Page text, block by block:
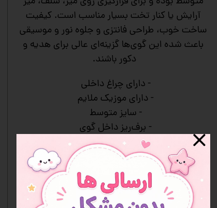
آرایش یا کنار تخت بسیار مناسب است. کیفیت
ساخت خوب، طراحی فانتزی و جلوه نور و موسیقی
باعث شده این گوی‌ها گزینه‌ای عالی برای هدیه و
دکور باشند.
- دارای چراغ داخلی
- دارای موزیک ملایم
- سایز متوسط
- برف‌ریز داخل گوی
- شیشه شفاف با کیفیت
- دکور زیبا و آرام‌بخش
- مناسب هدیه
- رنگ‌بندی متنوع
- جعبه دارد